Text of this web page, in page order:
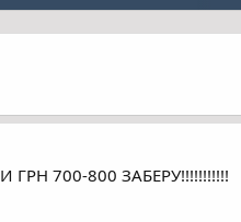
700-800 ЗАБЕРУ!!!!!!!!!!!